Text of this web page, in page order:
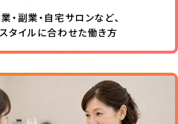
・副業・自宅サロンなど、
タイルに合わせた働き方